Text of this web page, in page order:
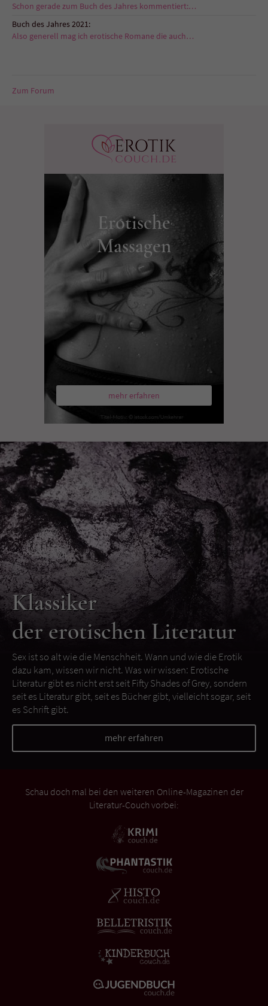
Schon gerade zum Buch des Jahres kommentiert:…
Buch des Jahres 2021:
Also generell mag ich erotische Romane die auch…
Zum Forum
Erotische
Massagen
mehr erfahren
Klassiker
der erotischen Literatur
Sex ist so alt wie die Menschheit. Wann und wie die Erotik
dazu kam, wissen wir nicht. Was wir wissen: Erotische
Literatur gibt es nicht erst seit Fifty Shades of Grey, sondern
seit es Literatur gibt, seit es Bücher gibt, vielleicht sogar, seit
es Schrift gibt.
mehr erfahren
Schau doch mal bei den weiteren Online-Magazinen der
Literatur-Couch vorbei: